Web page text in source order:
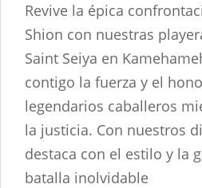
Revive la épica
Shion con nuestras
Saint Seiya en
contigo la fuerza y el
legendarios caballeros
la justicia. Con nuestros
destaca con el estilo y la
batalla inolvidable